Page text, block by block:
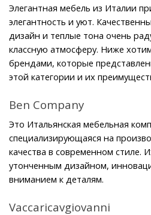
Элегантная мебель из Италии
элегантность и уют.
дизайн и теплые тона очень
классную атмосферу. Ниже
брендами, которые
этой категории и их
Ben Company
Это Итальянская мебельная
специализирующаяся на
качества в современном стиле.
утонченным дизайном,
вниманием к деталям.
Vaccaricavgiovanni